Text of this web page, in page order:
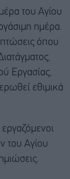
του Αγίου
ημέρα.
όπου
Εργασίας,
εθιμικά
εργαζόμενοι
του Αγίου